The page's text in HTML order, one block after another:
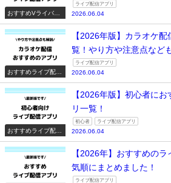
おすすめVライバー
ライブ配信アプリ
2026.06.04
おすすめライブ配信
【2026年版】カラオケ
覧！やり方や注意点など
ライブ配信アプリ
2026.06.04
おすすめライブ配信
【2026年版】初心者に
リ一覧！
初心者 ライブ配信アプリ
2026.06.04
【2026年】おすすめの
気順にまとめました！
ライブ配信アプリ